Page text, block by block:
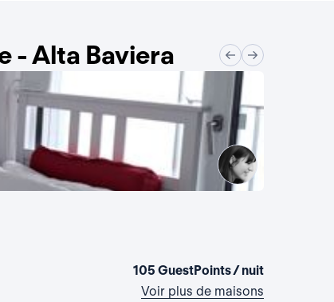
- Alta Baviera
105 GuestPoints / nuit
Voir plus de maisons